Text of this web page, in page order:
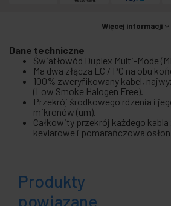
Więcej informacji
Dane techniczne
Światłowód Duplex Multi-Mode
Ma dwa złącza LC / PC na obu
100% zweryfikowany kabel,
(Low Smoke Halogen Free).
Przekrój środkowego rdzenia i
mikronów (um).
Całkowity przekrój każdego
kevlarowe i pomarańczowa
Produkty
powiązane